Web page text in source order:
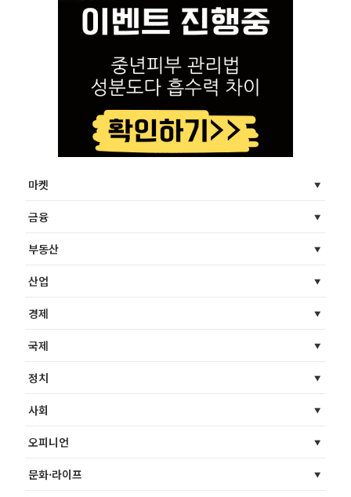
마켓
금융
부동산
산업
경제
국제
정치
사회
오피니언
문화·라이프